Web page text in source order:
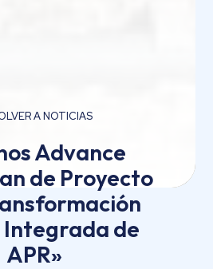
A NOTICIAS
Advance
de Proyecto
de
APR»